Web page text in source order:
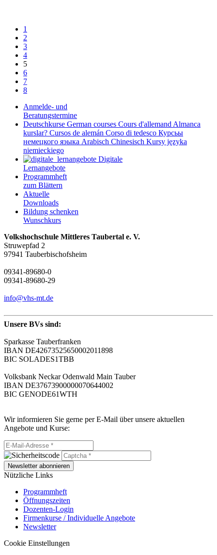
1
2
3
4
5
6
7
8
Anmelde- und
Beratungstermine
Deutschkurse German courses Cours d'allemand Almanca
kurslar? Cursos de alemán Corso di tedesco Курсьы
немецкого яэыка Arabisch Chinesisch Kursy języka
niemieckiego
Digitale
Lernangebote
Programmheft
zum Blättern
Aktuelle
Downloads
Bildung schenken
Wunschkurs
Volkshochschule Mittleres Taubertal e. V.
Struwepfad 2
97941 Tauberbischofsheim
09341-89680-0
09341-89680-29
info@vhs-mt.de
Unsere BVs sind:
Sparkasse Tauberfranken
IBAN DE42673525650002011898
BIC SOLADES1TBB
Volksbank Neckar Odenwald Main Tauber
IBAN DE37673900000070644002
BIC GENODE61WTH
Wir informieren Sie gerne per E-Mail über unsere aktuellen
Angebote und Kurse:
Newsletter abonnieren
Nützliche Links
Programmheft
Öffnungszeiten
Dozenten-Login
Firmenkurse / Individuelle Angebote
Newsletter
Cookie Einstellungen